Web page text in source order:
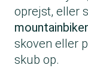
oprejst, eller
skoven eller
skub op.